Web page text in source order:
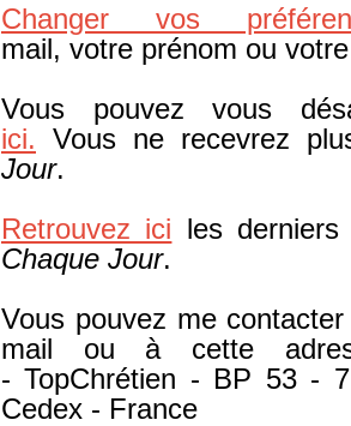
Changer vos
mail, votre prénom ou
Vous pouvez vous
ici. Vous ne recevrez
Jour.
Retrouvez ici les
Chaque Jour.
Vous pouvez me
mail ou à cette
- TopChrétien - BP 53 -
Cedex - France